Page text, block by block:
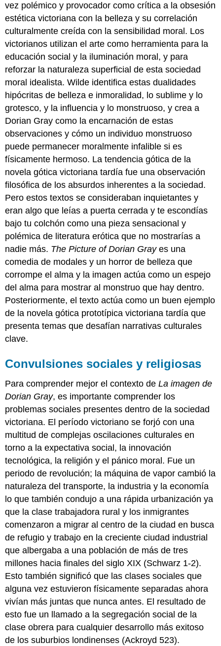
vez polémico y provocador como crítica a la obsesión
estética victoriana con la belleza y su correlación
culturalmente creída con la sensibilidad moral. Los
victorianos utilizan el arte como herramienta para la
educación social y la iluminación moral, y para
reforzar la naturaleza superficial de esta sociedad
moral idealista. Wilde identifica estas dualidades
hipócritas de belleza e inmoralidad, lo sublime y lo
grotesco, y la influencia y lo monstruoso, y crea a
Dorian Gray como la encarnación de estas
observaciones y cómo un individuo monstruoso
puede permanecer moralmente infalible si es
físicamente hermoso. La tendencia gótica de la
novela gótica victoriana tardía fue una observación
filosófica de los absurdos inherentes a la sociedad.
Pero estos textos se consideraban inquietantes y
eran algo que leías a puerta cerrada y te escondías
bajo tu colchón como una pieza sensacional y
polémica de literatura erótica que no mostrarías a
nadie más. The Picture of Dorian Grayes una
comedia de modales y un horror de belleza que
corrompe el alma y la imagen actúa como un espejo
del alma para mostrar al monstruo que hay dentro.
Posteriormente, el texto actúa como un buen ejemplo
de la novela gótica prototípica victoriana tardía que
presenta temas que desafían narrativas culturales
clave.
Convulsiones sociales y religiosas
Para comprender mejor el contexto deLa imagen de
Dorian Gray, es importante comprender los
problemas sociales presentes dentro de la sociedad
victoriana. El período victoriano se forjó con una
multitud de complejas oscilaciones culturales en
torno a la expectativa social, la innovación
tecnológica, la religión y el pánico moral. Fue un
periodo de revolución; la máquina de vapor cambió la
naturaleza del transporte, la industria y la economía
lo que también condujo a una rápida urbanización ya
que la clase trabajadora rural y los inmigrantes
comenzaron a migrar al centro de la ciudad en busca
de refugio y trabajo en la creciente ciudad industrial
que albergaba a una población de más de tres
millones hacia finales del siglo XIX (Schwarz 1-2).
Esto también significó que las clases sociales que
alguna vez estuvieron físicamente separadas ahora
vivían más juntas que nunca antes. El resultado de
esto fue un llamado a la segregación social de la
clase obrera para cualquier desarrollo más exitoso
de los suburbios londinenses (Ackroyd 523).